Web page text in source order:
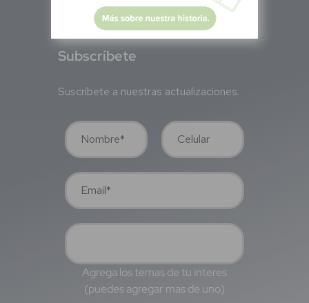
Subscríbete
Suscríbete a nuestras actualizaciones.
Agrega los temas de tu interes
(puedes agregar mas de uno)